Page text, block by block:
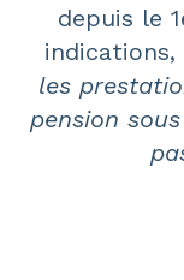
depuis le
les
pension